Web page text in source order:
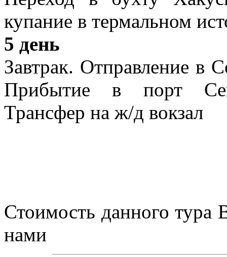
купание в термальном
5 день
Завтрак. Отправление в
Прибытие в порт
Трансфер на ж/д вокзал
Стоимость данного тура
нами